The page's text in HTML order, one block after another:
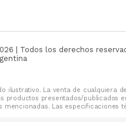
| Todos los derechos
ilustrativo. La venta de cualquiera
productos presentados/publicados
mencionadas. Las especificaciones